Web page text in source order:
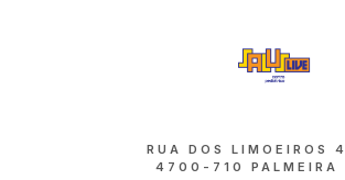
RUA DOS LIMOEIROS 4
4700-710 PALMEIRA